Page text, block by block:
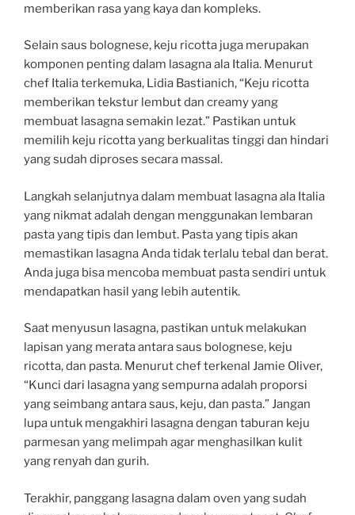
memberikan rasa yang kaya dan kompleks.
Selain saus bolognese, keju ricotta juga merupakan
komponen penting dalam lasagna ala Italia. Menurut
chef Italia terkemuka, Lidia Bastianich, “Keju ricotta
memberikan tekstur lembut dan creamy yang
membuat lasagna semakin lezat.” Pastikan untuk
memilih keju ricotta yang berkualitas tinggi dan hindari
yang sudah diproses secara massal.
Langkah selanjutnya dalam membuat lasagna ala Italia
yang nikmat adalah dengan menggunakan lembaran
pasta yang tipis dan lembut. Pasta yang tipis akan
memastikan lasagna Anda tidak terlalu tebal dan berat.
Anda juga bisa mencoba membuat pasta sendiri untuk
mendapatkan hasil yang lebih autentik.
Saat menyusun lasagna, pastikan untuk melakukan
lapisan yang merata antara saus bolognese, keju
ricotta, dan pasta. Menurut chef terkenal Jamie Oliver,
“Kunci dari lasagna yang sempurna adalah proporsi
yang seimbang antara saus, keju, dan pasta.” Jangan
lupa untuk mengakhiri lasagna dengan taburan keju
parmesan yang melimpah agar menghasilkan kulit
yang renyah dan gurih.
Terakhir, panggang lasagna dalam oven yang sudah